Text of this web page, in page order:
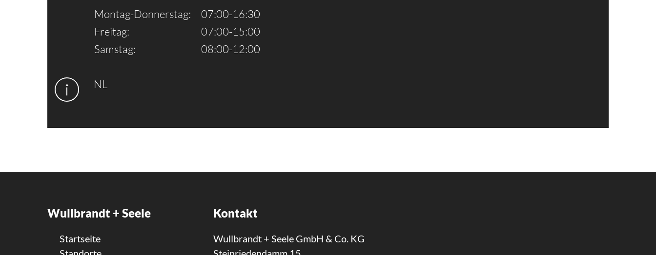
Montag-Donnerstag:
07:00-16:30
Freitag:
07:00-15:00
Samstag:
08:00-12:00
NL
Wullbrandt + Seele
Startseite
Kontakt
Wullbrandt + Seele GmbH & Co. KG